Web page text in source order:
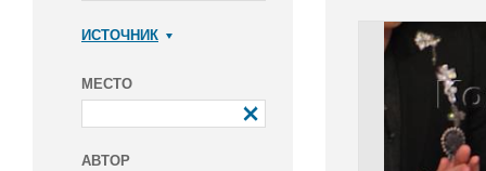
ИСТОЧНИК
МЕСТО
АВТОР